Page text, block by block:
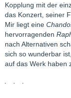
Kopplung mit der
das Konzert, seiner
Mir liegt eine
hervorragenden
nach Alternativen
sich so wunderbar
auf das Werk haben